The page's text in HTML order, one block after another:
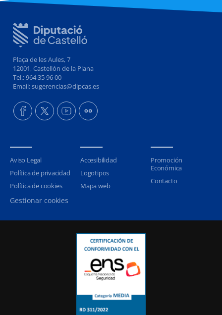
Plaça de les Aules, 7
12001, Castellón de la Plana
Tel.: 964 35 96 00
Email: sugerencias@dipcas.es
Aviso Legal
Política de privacidad
Política de cookies
Gestionar cookies
Accesibilidad
Logotipos
Mapa web
Promoción
Económica
Contacto